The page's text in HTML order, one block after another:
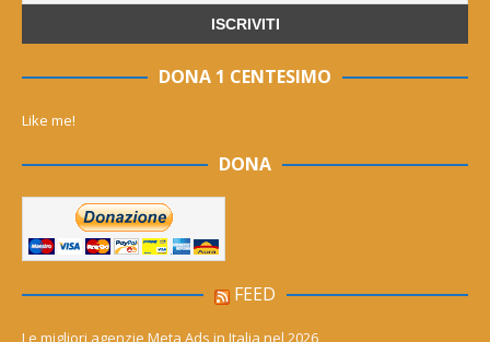
DONA 1 CENTESIMO
Like me!
DONA
FEED
Le migliori agenzie Meta Ads in Italia nel 2026